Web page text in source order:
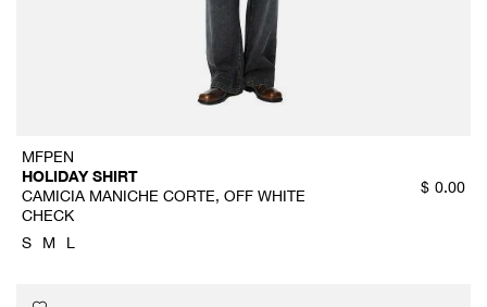
MFPEN
HOLIDAY SHIRT
CAMICIA MANICHE CORTE, OFF WHITE
CHECK
$ 0.00
S M L